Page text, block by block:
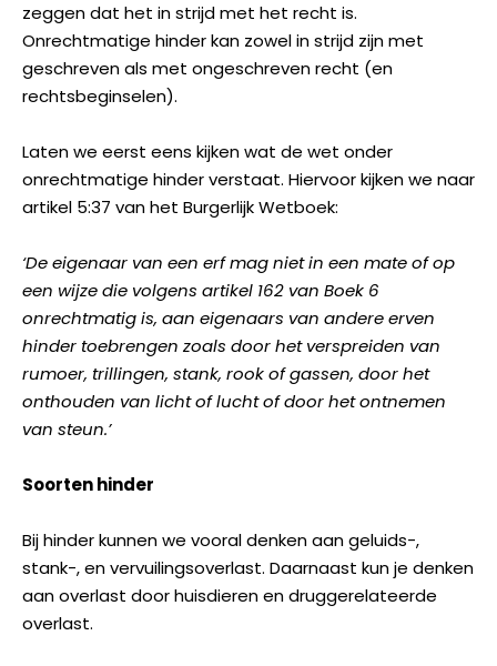
zeggen dat het in strijd met het recht is.
Onrechtmatige hinder kan zowel in strijd zijn met
geschreven als met ongeschreven recht (en
rechtsbeginselen).
Laten we eerst eens kijken wat de wet onder
onrechtmatige hinder verstaat. Hiervoor kijken we naar
artikel 5:37 van het Burgerlijk Wetboek:
‘De eigenaar van een erf mag niet in een mate of op
een wijze die volgens artikel 162 van Boek 6
onrechtmatig is, aan eigenaars van andere erven
hinder toebrengen zoals door het verspreiden van
rumoer, trillingen, stank, rook of gassen, door het
onthouden van licht of lucht of door het ontnemen
van steun.’
Soorten hinder
Bij hinder kunnen we vooral denken aan geluids-,
stank-, en vervuilingsoverlast. Daarnaast kun je denken
aan overlast door huisdieren en druggerelateerde
overlast.